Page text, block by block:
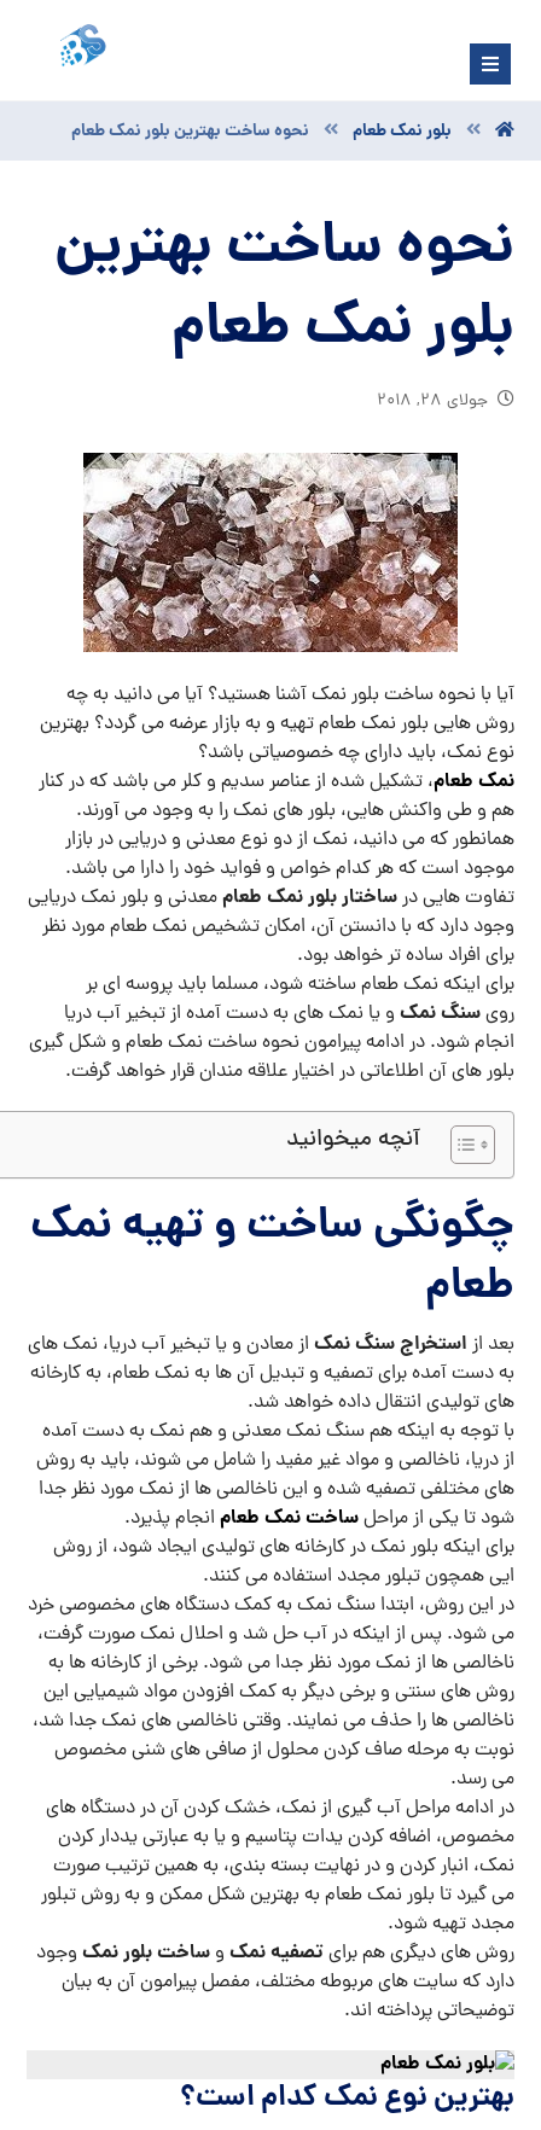
بلور نمک طعام نحوه ساخت بهترین بلور نمک طعام
نحوه ساخت بهترین
بلور نمک طعام
جولای ۲۸, ۲۰۱۸
آیا با نحوه ساخت بلور نمک آشنا هستید؟ آیا می دانید به چه
روش هایی بلور نمک طعام تهیه و به بازار عرضه می گردد؟ بهترین
نوع نمک، باید دارای چه خصوصیاتی باشد؟
نمک طعام، تشکیل شده از عناصر سدیم و کلر می باشد که در کنار
هم و طی واکنش هایی، بلور های نمک را به وجود می آورند.
همانطور که می دانید، نمک از دو نوع معدنی و دریایی در بازار
موجود است که هر کدام خواص و فواید خود را دارا می باشد.
تفاوت هایی درساختار بلور نمک طعاممعدنی و بلور نمک دریایی
وجود دارد که با دانستن آن، امکان تشخیص نمک طعام مورد نظر
برای افراد ساده تر خواهد بود.
برای اینکه نمک طعام ساخته شود، مسلما باید پروسه ای بر
رویسنگ نمک و یا نمک های به دست آمده از تبخیر آب دریا
انجام شود. در ادامه پیرامون نحوه ساخت نمک طعام و شکل گیری
بلور های آن اطلاعاتی در اختیار علاقه مندان قرار خواهد گرفت.
آنچه میخوانید
چگونگی ساخت و تهیه نمک
طعام
بعد از استخراج سنگ نمک از معادن و یا تبخیر آب دریا، نمک های
به دست آمده برای تصفیه و تبدیل آن ها به نمک طعام، به کارخانه
های تولیدی انتقال داده خواهد شد.
با توجه به اینکه هم سنگ نمک معدنی و هم نمک به دست آمده
از دریا، ناخالصی و مواد غیر مفید را شامل می شوند، باید به روش
های مختلفی تصفیه شده و این ناخالصی ها از نمک مورد نظر جدا
شود تا یکی از مراحلساخت نمک طعام انجام پذیرد.
برای اینکه بلور نمک در کارخانه های تولیدی ایجاد شود، از روش
ایی همچون تبلور مجدد استفاده می کنند.
در این روش، ابتدا سنگ نمک به کمک دستگاه های مخصوصی خرد
می شود. پس از اینکه در آب حل شد و احلال نمک صورت گرفت،
ناخالصی ها از نمک مورد نظر جدا می شود. برخی از کارخانه ها به
روش های سنتی و برخی دیگر به کمک افزودن مواد شیمیایی این
ناخالصی ها را حذف می نمایند. وقتی ناخالصی های نمک جدا شد،
نوبت به مرحله صاف کردن محلول از صافی های شنی مخصوص
می رسد.
در ادامه مراحل آب گیری از نمک، خشک کردن آن در دستگاه های
مخصوص، اضافه کردن یدات پتاسیم و یا به عبارتی یددار کردن
نمک، انبار کردن و در نهایت بسته بندی، به همین ترتیب صورت
می گیرد تا بلور نمک طعام به بهترین شکل ممکن و به روش تبلور
مجدد تهیه شود.
روش های دیگری هم برایتصفیه نمک وساخت بلور نمک وجود
دارد که سایت های مربوطه مختلف، مفصل پیرامون آن به بیان
توضیحاتی پرداخته اند.
بهترین نوع نمک کدام است؟